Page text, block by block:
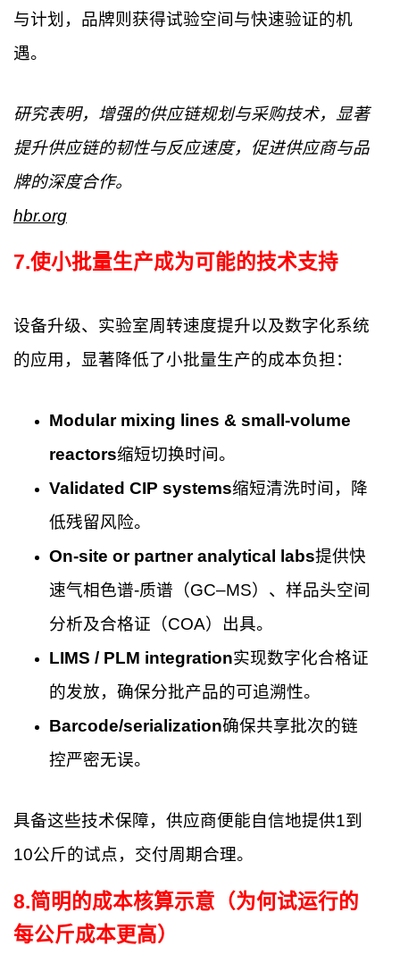
与计划，品牌则获得试验空间与快速验证的机
遇。
研究表明，增强的供应链规划与采购技术，显著
提升供应链的韧性与反应速度，促进供应商与品
牌的深度合作。
hbr.org
7.使小批量生产成为可能的技术支持
设备升级、实验室周转速度提升以及数字化系统
的应用，显著降低了小批量生产的成本负担：
Modular mixing lines & small-volume
reactors缩短切换时间。
Validated CIP systems缩短清洗时间，降
低残留风险。
On-site or partner analytical labs提供快
速气相色谱-质谱（GC–MS）、样品头空间
分析及合格证（COA）出具。
LIMS / PLM integration实现数字化合格证
的发放，确保分批产品的可追溯性。
Barcode/serialization确保共享批次的链
控严密无误。
具备这些技术保障，供应商便能自信地提供1到
10公斤的试点，交付周期合理。
8.简明的成本核算示意（为何试运行的
每公斤成本更高）